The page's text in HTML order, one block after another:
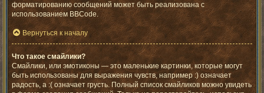
форматированию сообщений может быть реализована с
использованием BBCode.
Вернуться к началу
Что такое смайлики?
Смайлики, или эмотиконы — это маленькие картинки, которые могут
быть использованы для выражения чувств, например :) означает
радость, а :( означает грусть. Полный список смайликов можно увидеть